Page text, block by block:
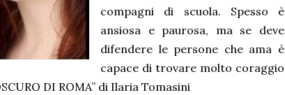
compagni di scuola. Spesso è
ansiosa e paurosa, ma se deve
difendere le persone che ama è
capace di trovare molto coraggio
DI ROMA” di Ilaria Tomasini